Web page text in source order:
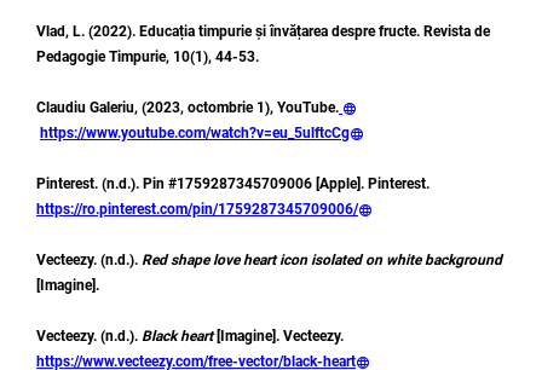
Vlad, L. (2022). Educația timpurie și învățarea despre fructe. Revista de
Pedagogie Timpurie, 10(1), 44-53.
Claudiu Galeriu, (2023, octombrie 1), YouTube.
https://www.youtube.com/watch?v=eu_5ulftcCg
Pinterest. (n.d.). Pin #1759287345709006 [Apple]. Pinterest.
https://ro.pinterest.com/pin/1759287345709006/
Vecteezy. (n.d.). Red shape love heart icon isolated on white background
[Imagine].
Vecteezy. (n.d.). Black heart[Imagine]. Vecteezy.
https://www.vecteezy.com/free-vector/black-heart